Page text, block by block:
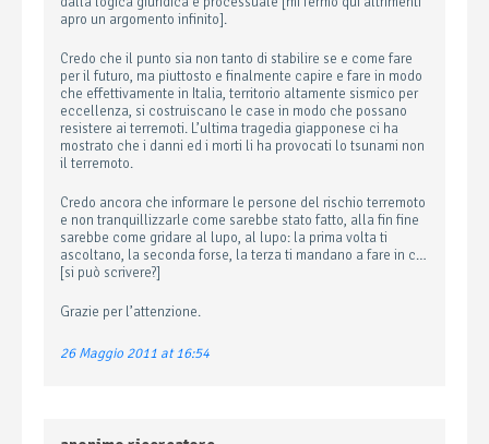
apro un argomento infinito].
Credo che il punto sia non tanto di stabilire se e come fare
per il futuro, ma piuttosto e finalmente capire e fare in modo
che effettivamente in Italia, territorio altamente sismico per
eccellenza, si costruiscano le case in modo che possano
resistere ai terremoti. L’ultima tragedia giapponese ci ha
mostrato che i danni ed i morti li ha provocati lo tsunami non
il terremoto.
Credo ancora che informare le persone del rischio terremoto
e non tranquillizzarle come sarebbe stato fatto, alla fin fine
sarebbe come gridare al lupo, al lupo: la prima volta ti
ascoltano, la seconda forse, la terza ti mandano a fare in c…
[si può scrivere?]
Grazie per l’attenzione.
26 Maggio 2011 at 16:54